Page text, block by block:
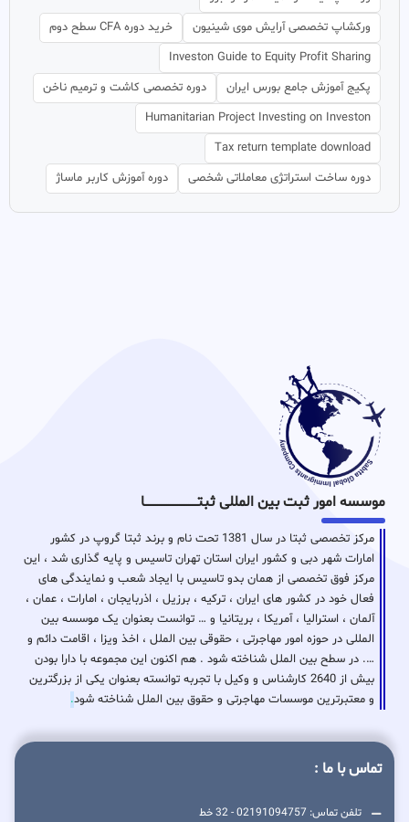
ورکشاپ تخصصی آرایش موی شینیون
خرید دوره CFA سطح دوم
Investon Guide to Equity Profit Sharing
پکیج آموزش جامع بورس ایران
دوره تخصصی کاشت و ترمیم ناخن
Humanitarian Project Investing on Investon
Tax return template download
دوره ساخت استراتژی معاملاتی شخصی
دوره آموزش کاربر ماساژ
موسسه امور ثبت بین المللی ثبتـــــــــــــــــــــــــــــا
مرکز تخصصی ثبتا در سال 1381 تحت نام و برند ثبتا گروپ در کشور
امارات شهر دبی و کشور ایران استان تهران تاسیس و پایه گذاری شد ، این
مرکز فوق تخصصی از همان بدو تاسیس با ایجاد شعب و نمایندگی های
فعال خود در کشور های ایران ، ترکیه ، برزیل ، اذربایجان ، امارات ، عمان ،
آلمان ، استرالیا ، آمریکا ، بریتانیا و … توانست بعنوان یک موسسه بین
المللی در حوزه امور مهاجرتی ، حقوقی بین الملل ، اخذ ویزا ، اقامت دائم و
…. در سطح بین الملل شناخته شود . هم اکنون این مجموعه با دارا بودن
بیش از 2640 کارشناس و وکیل با تجربه توانسته بعنوان یکی از بزرگترین
و معتبرترین موسسات مهاجرتی و حقوق بین الملل شناخته شود.
تماس با ما :
تلفن تماس: 02191094757 - 32 خط